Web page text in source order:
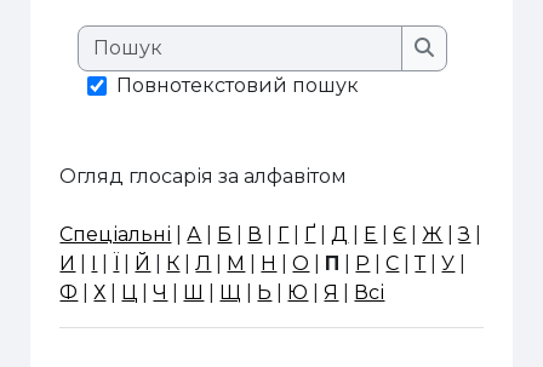
Пошук
Пошук
Повнотекстовий пошук
Огляд глосарія за алфавітом
Спеціальні |А Б В Г Ґ Д Е |Є Ж |З
И
І Ї Й К Л М Н |О П Р |С |Т |У
Ф |Х Ц |Ч Ш Щ Ь Ю |Я Всі